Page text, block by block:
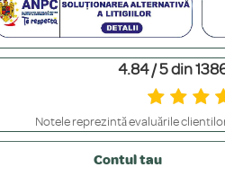
să le ferești de contactul direct cu
placate. Bijuteriile din aur masiv
4.84 / 5 din
Notele reprezintă evaluările
Contul tau